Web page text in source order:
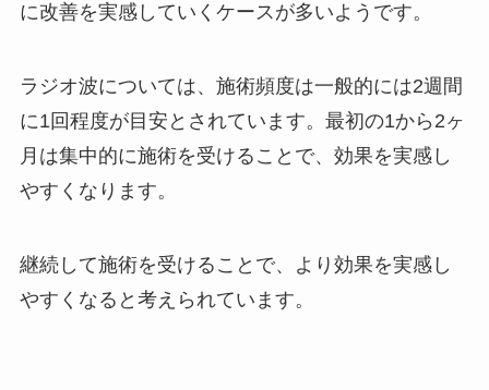
に改善を実感していくケースが多いようです。
ラジオ波については、施術頻度は一般的には2週間
に1回程度が目安とされています。最初の1から2ヶ
月は集中的に施術を受けることで、効果を実感し
やすくなります。
継続して施術を受けることで、より効果を実感し
やすくなると考えられています。